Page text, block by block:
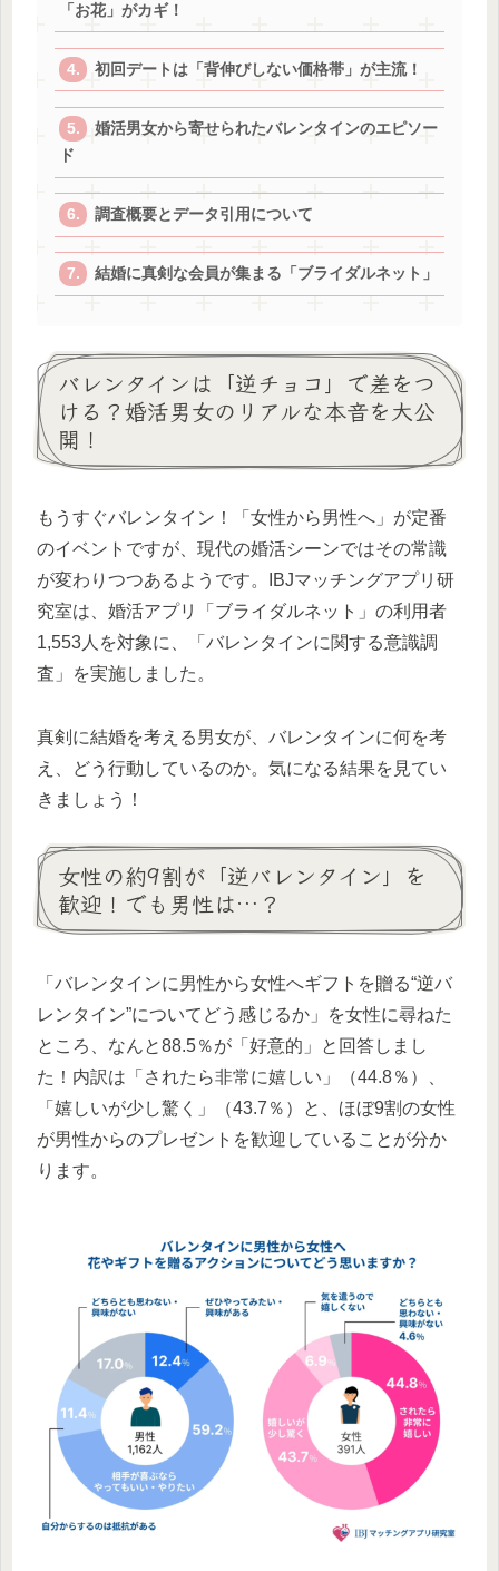
「お花」がカギ！
初回デートは「背伸びしない価格帯」が主流！
婚活男女から寄せられたバレンタインのエピソー
ド
調査概要とデータ引用について
結婚に真剣な会員が集まる「ブライダルネット」
バレンタインは「逆チョコ」で差をつ
ける？婚活男女のリアルな本音を大公
開！
もうすぐバレンタイン！「女性から男性へ」が定番
のイベントですが、現代の婚活シーンではその常識
が変わりつつあるようです。IBJマッチングアプリ研
究室は、婚活アプリ「ブライダルネット」の利用者
1,553人を対象に、「バレンタインに関する意識調
査」を実施しました。
真剣に結婚を考える男女が、バレンタインに何を考
え、どう行動しているのか。気になる結果を見てい
きましょう！
女性の約9割が「逆バレンタイン」を
歓迎！でも男性は…？
「バレンタインに男性から女性へギフトを贈る“逆バ
レンタイン”についてどう感じるか」を女性に尋ねた
ところ、なんと88.5％が「好意的」と回答しまし
た！内訳は「されたら非常に嬉しい」（44.8％）、
「嬉しいが少し驚く」（43.7％）と、ほぼ9割の女性
が男性からのプレゼントを歓迎していることが分か
ります。